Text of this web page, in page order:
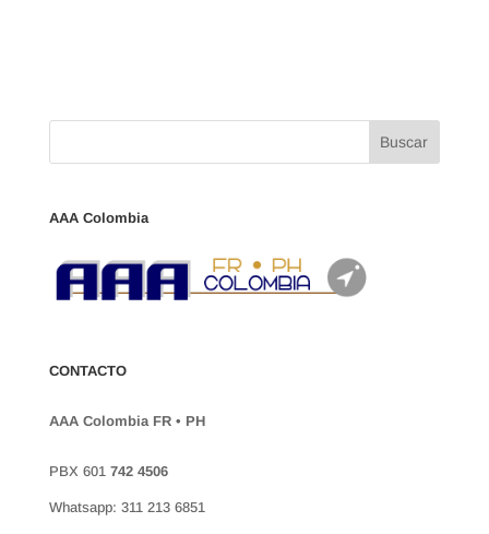
AAA Colombia
CONTACTO
AAA Colombia FR • PH
PBX 601 742 4506
Whatsapp: 311 213 6851